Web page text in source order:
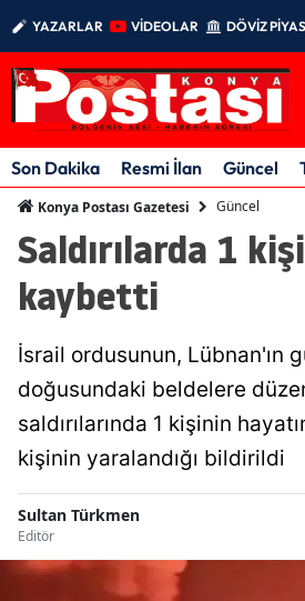
YAZARLAR VİDEOLAR DÖVİZ
Son Dakika Resmi İlan Güncel
Konya Postası Gazetesi Güncel
Saldırılarda 1
kaybetti
İsrail ordusunun, Lübnan'ın
doğusundaki beldelere
saldırılarında 1 kişinin
kişinin yaralandığı bildirildi
Sultan Türkmen
Editör